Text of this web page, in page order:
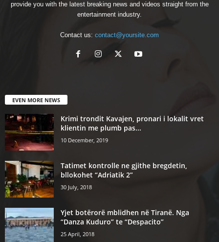
provide you with the latest breaking news and videos straight from the
entertainment industry.
Contact us: contact@yoursite.com
EVEN MORE NEWS
Krimi trondit Kavajen, pronari i lokalit vret
klientin me plumb pas...
10 December, 2019
Tatimet kontrolle ne gjithe bregdetin,
bllokohet “Adriatik 2”
30 July, 2018
Yjet botërorë mblidhen në Tiranë. Nga
“Danza Kuduro” te “Despacito”
25 April, 2018